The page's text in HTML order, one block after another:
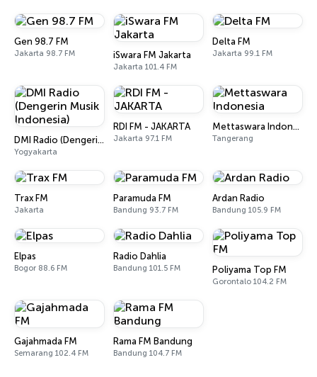
Gen 98.7 FM
Jakarta 98.7 FM iSwara FM Jakarta
Jakarta 101.4 FM
Delta FM
Jakarta 99.1 FM
DMI Radio (Dengerin Musik Indonesia)
Yogyakarta
RDI FM - JAKARTA
Jakarta 97.1 FM
Mettaswara Indonesia
Tangerang
Trax FM
Jakarta
Paramuda FM
Bandung 93.7 FM
Ardan Radio
Bandung 105.9 FM
Elpas
Bogor 88.6 FM
Radio Dahlia
Bandung 101.5 FM Poliyama Top FM
Gorontalo 104.2 FM
Gajahmada FM
Semarang 102.4 FM
Rama FM Bandung
Bandung 104.7 FM